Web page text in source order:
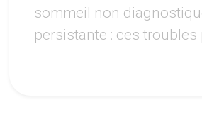
sommeil non
persistante : ces troubles